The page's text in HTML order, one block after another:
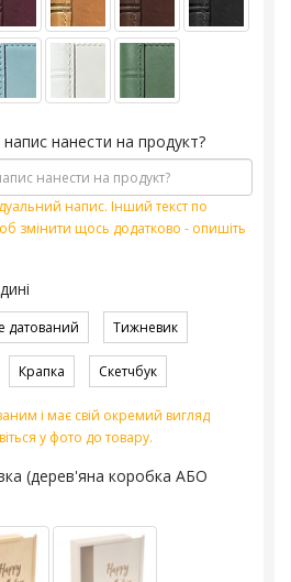
напис нанести на продукт?
напис. Інший текст по
змінити щось додатково - опишіть
датований Тижневик
Крапка Скетчбук
і має свій окремий вигляд
у фото до товару.
(дерев'яна коробка АБО